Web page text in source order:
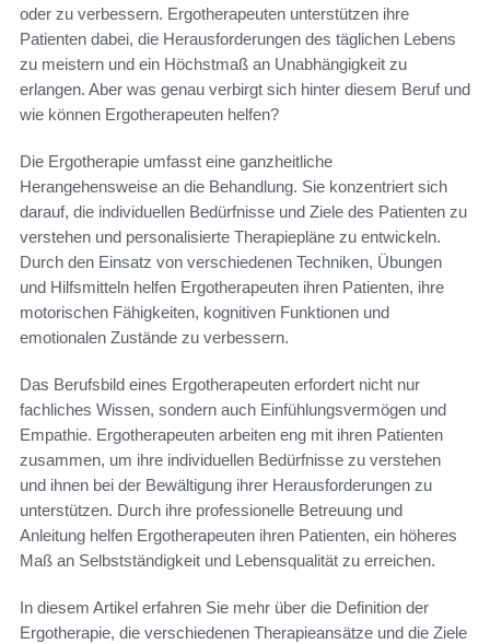
oder zu verbessern. Ergotherapeuten unterstützen ihre
Patienten dabei, die Herausforderungen des täglichen Lebens
zu meistern und ein Höchstmaß an Unabhängigkeit zu
erlangen. Aber was genau verbirgt sich hinter diesem Beruf und
wie können Ergotherapeuten helfen?
Die Ergotherapie umfasst eine ganzheitliche
Herangehensweise an die Behandlung. Sie konzentriert sich
darauf, die individuellen Bedürfnisse und Ziele des Patienten zu
verstehen und personalisierte Therapiepläne zu entwickeln.
Durch den Einsatz von verschiedenen Techniken, Übungen
und Hilfsmitteln helfen Ergotherapeuten ihren Patienten, ihre
motorischen Fähigkeiten, kognitiven Funktionen und
emotionalen Zustände zu verbessern.
Das Berufsbild eines Ergotherapeuten erfordert nicht nur
fachliches Wissen, sondern auch Einfühlungsvermögen und
Empathie. Ergotherapeuten arbeiten eng mit ihren Patienten
zusammen, um ihre individuellen Bedürfnisse zu verstehen
und ihnen bei der Bewältigung ihrer Herausforderungen zu
unterstützen. Durch ihre professionelle Betreuung und
Anleitung helfen Ergotherapeuten ihren Patienten, ein höheres
Maß an Selbstständigkeit und Lebensqualität zu erreichen.
In diesem Artikel erfahren Sie mehr über die Definition der
Ergotherapie, die verschiedenen Therapieansätze und die Ziele